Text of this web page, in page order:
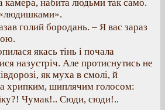
камера, набита людьми так само.
голий бородань. – Я вас зараз
якась тінь і почала
назустріч. Але протиснутись не
як муха в смолі, й
хрипким, шиплячим голосом:
Чумак!.. Сюди, сюди!..